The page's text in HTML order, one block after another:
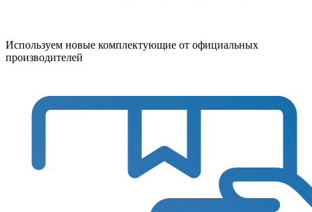
Используем новые комплектующие от официальных
производителей